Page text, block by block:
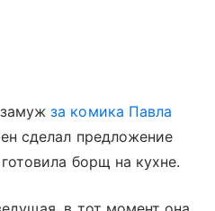
замужза комика Павла
сделал предложение
борщ на кухне.